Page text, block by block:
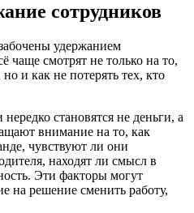
сотрудников
удержанием
чаще смотрят не только на то,
и как не потерять тех, кто
становятся не деньги, а
внимание на то, как
чувствуют ли они
находят ли смысл в
Эти факторы могут
на решение сменить работу,